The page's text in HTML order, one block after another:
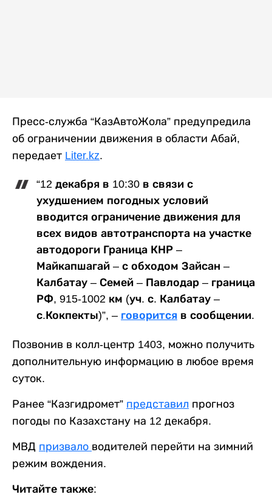
Пресс-служба “КазАвтоЖола” предупредила
об ограничении движения в области Абай,
передает Liter.kz.
“12 декабря в 10:30 в связи с
ухудшением погодных условий
вводится ограничение движения для
всех видов автотранспорта на участке
автодороги Граница КНР –
Майкапшагай – с обходом Зайсан –
Калбатау – Семей – Павлодар – граница
РФ, 915-1002 км (уч. с. Калбатау –
с.Кокпекты)”, – говорится в сообщении.
Позвонив в колл-центр 1403, можно получить
дополнительную информацию в любое время
суток.
Ранее “Казгидромет” представил прогноз
погоды по Казахстану на 12 декабря.
МВД призвало водителей перейти на зимний
режим вождения.
Читайте также: